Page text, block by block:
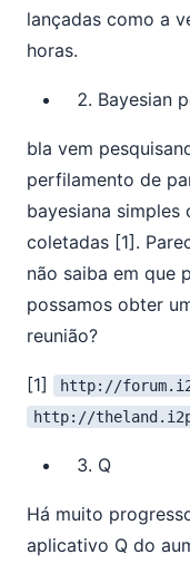
lançadas como a
horas.
Bayesian
bla vem
perfilamento de
bayesiana simples
coletadas [1].
não saiba em que
possamos obter
reunião?
[1]
http://
http://theland.i2p/
Q
Há muito
aplicativo Q do